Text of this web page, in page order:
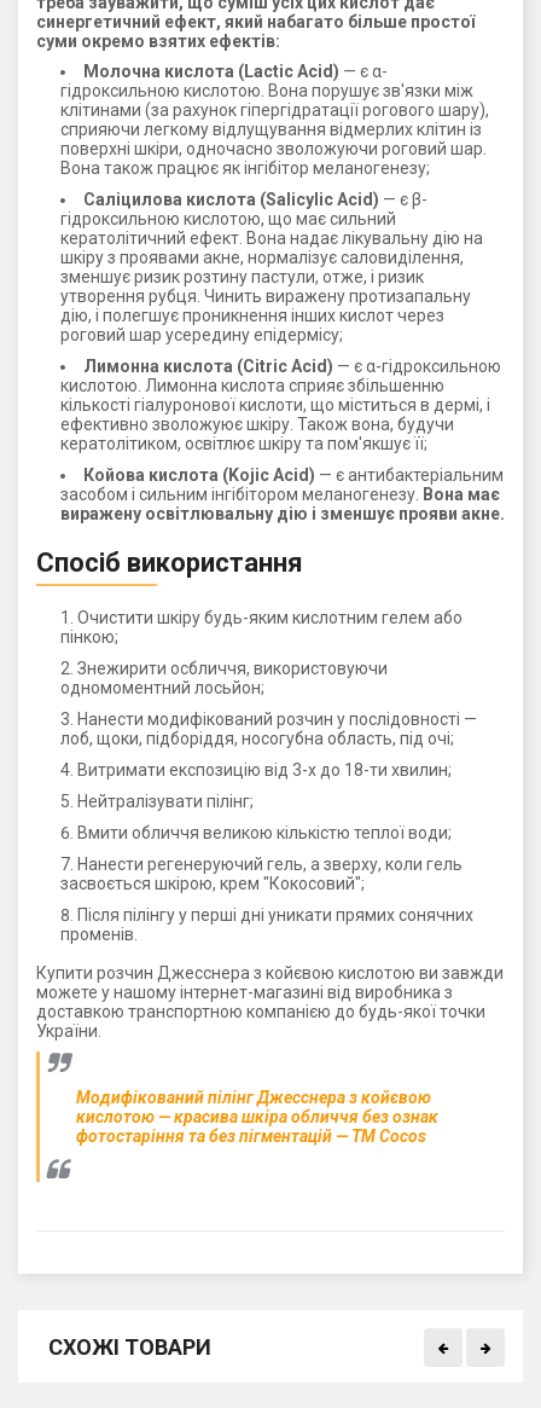
синергетичний ефект, який набагато більше простої
суми окремо взятих ефектів:
Молочна кислота (Lactic Acid) — є α-
гідроксильною кислотою. Вона порушує зв'язки між
клітинами (за рахунок гіпергідратації рогового шару),
сприяючи легкому відлущування відмерлих клітин із
поверхні шкіри, одночасно зволожуючи роговий шар.
Вона також працює як інгібітор меланогенезу;
Саліцилова кислота (Salicylic Acid) — є β-
гідроксильною кислотою, що має сильний
кератолітичний ефект. Вона надає лікувальну дію на
шкіру з проявами акне, нормалізує саловиділення,
зменшує ризик розтину пастули, отже, і ризик
утворення рубця. Чинить виражену протизапальну
дію, і полегшує проникнення інших кислот через
роговий шар усередину епідермісу;
Лимонна кислота (Citric Acid) — є α-гідроксильною
кислотою. Лимонна кислота сприяє збільшенню
кількості гіалуронової кислоти, що міститься в дермі, і
ефективно зволожуює шкіру. Також вона, будучи
кератолітиком, освітлює шкіру та пом'якшує її;
Койова кислота (Kojic Acid) — є антибактеріальним
засобом і сильним інгібітором меланогенезу. Вона має
виражену освітлювальну дію і зменшує прояви акне.
Спосіб використання
Очистити шкіру будь-яким кислотним гелем або
пінкою;
Знежирити осбличчя, використовуючи
одномоментний лосьйон;
Нанести модифікований розчин у послідовності —
лоб, щоки, підборіддя, носогубна область, під очі;
Витримати експозицію від 3-х до 18-ти хвилин;
Нейтралізувати пілінг;
Вмити обличчя великою кількістю теплої води;
Нанести регенеруючий гель, а зверху, коли гель
засвоється шкірою, крем "Кокосовий";
Після пілінгу у перші дні уникати прямих сонячних
променів.
Купити розчин Джесснера з койєвою кислотою ви завжди
можете у нашому інтернет-магазині від виробника з
доставкою транспортною компанією до будь-якої точки
України.
Модифікований пілінг Джесснера з койєвою
кислотою — красива шкіра обличчя без ознак
фотостаріння та без пігментацій — ТМ Cocos
СХОЖІ ТОВАРИ